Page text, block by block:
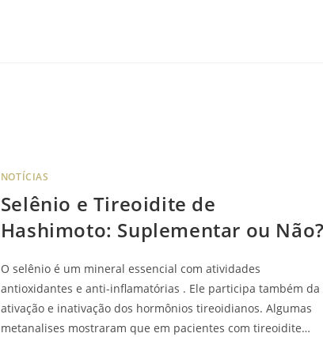
NOTÍCIAS
Selênio e Tireoidite de
Hashimoto: Suplementar ou
O selênio é um mineral essencial com atividades
antioxidantes e anti-inflamatórias . Ele participa também da
ativação e inativação dos hormônios tireoidianos. Algumas
metanalises mostraram que em pacientes com tireoidite…